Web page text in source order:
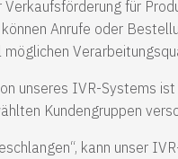
Verkaufsförderung für
Anrufe oder
möglichen
unseres IVR-Systems
Kundengruppen
kann unser